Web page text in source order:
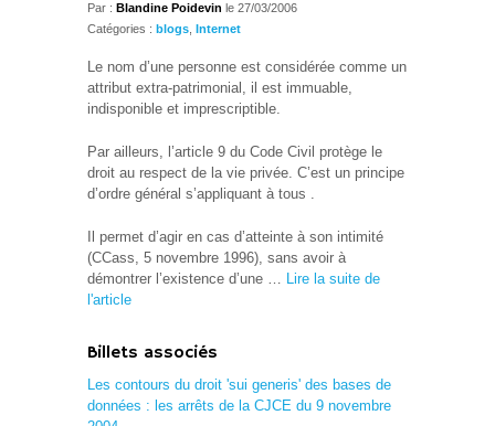
Par : Blandine Poidevin le 27/03/2006
Catégories : blogs Internet
Le nom d’une personne est considérée comme un
attribut extra-patrimonial, il est immuable,
indisponible et imprescriptible.
Par ailleurs, l’article 9 du Code Civil protège le
droit au respect de la vie privée. C’est un principe
d’ordre général s’appliquant à tous .
Il permet d’agir en cas d’atteinte à son intimité
(CCass, 5 novembre 1996), sans avoir à
démontrer l’existence d’une … Lire la suite de
l'article
Billets associés
Les contours du droit 'sui generis' des bases de
données : les arrêts de la CJCE du 9 novembre